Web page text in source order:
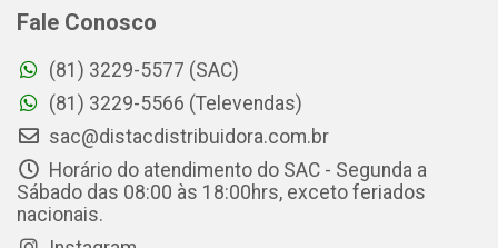
Fale Conosco
(81) 3229-5577 (SAC)
(81) 3229-5566 (Televendas)
sac@distacdistribuidora.com.br
Horário do atendimento do SAC - Segunda a
Sábado das 08:00 às 18:00hrs, exceto feriados
nacionais.